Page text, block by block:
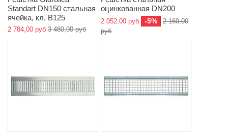
Standart DN150 стальная
ячейка, кл. B125
2 784,00 руб 3 480,00 руб
оцинкованная DN200
2 052,00 руб -5%
2 160,00
руб